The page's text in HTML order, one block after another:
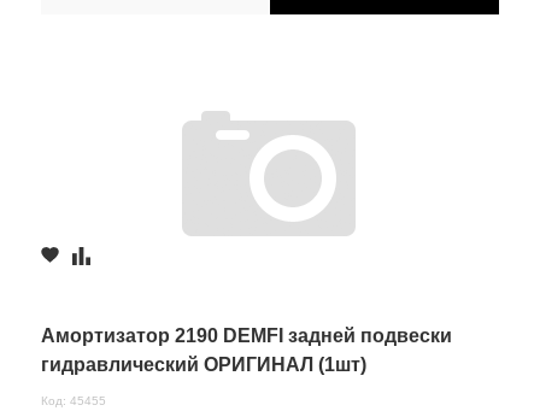
Амортизатор 2190 DEMFI задней подвески
гидравлический ОРИГИНАЛ (1шт)
Код: 45455